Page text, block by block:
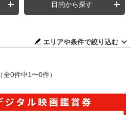
目的から探す
エリアや条件で絞り込む
（全0件中1〜0件）